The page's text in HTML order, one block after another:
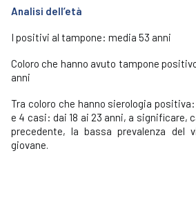
Analisi dell’età
I positivi al tampone: media 53 anni
Coloro che hanno avuto tampone
anni
Tra coloro che hanno sierologia
e 4 casi: dai 18 ai 23 anni, a significare,
precedente, la bassa prevalenza del
giovane.